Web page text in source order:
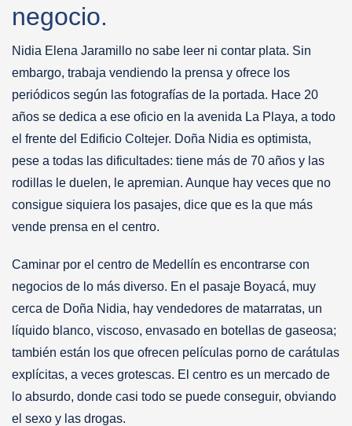
negocio.
Nidia Elena Jaramillo no sabe leer ni contar plata. Sin
embargo, trabaja vendiendo la prensa y ofrece los
periódicos según las fotografías de la portada. Hace 20
años se dedica a ese oficio en la avenida La Playa, a todo
el frente del Edificio Coltejer. Doña Nidia es optimista,
pese a todas las dificultades: tiene más de 70 años y las
rodillas le duelen, le apremian. Aunque hay veces que no
consigue siquiera los pasajes, dice que es la que más
vende prensa en el centro.
Caminar por el centro de Medellín es encontrarse con
negocios de lo más diverso. En el pasaje Boyacá, muy
cerca de Doña Nidia, hay vendedores de matarratas, un
líquido blanco, viscoso, envasado en botellas de gaseosa;
también están los que ofrecen películas porno de carátulas
explícitas, a veces grotescas. El centro es un mercado de
lo absurdo, donde casi todo se puede conseguir, obviando
el sexo y las drogas.